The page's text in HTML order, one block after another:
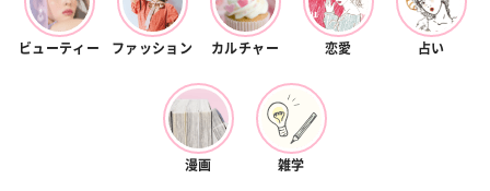
ビューティー ファッション カルチャー 恋愛 占い
漫画 雑学